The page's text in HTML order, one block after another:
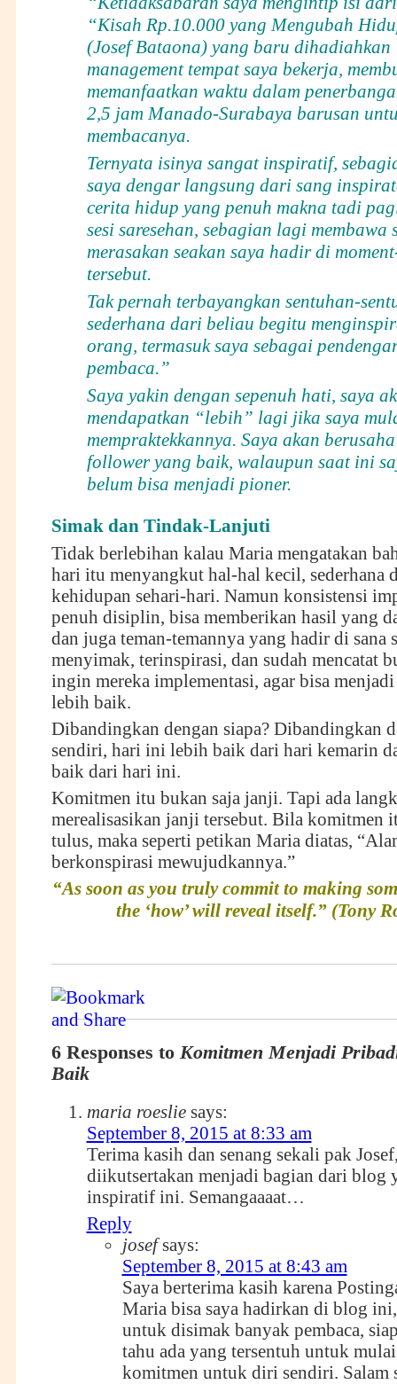
“Kisah Rp.10.000 yang Mengubah
(Josef Bataona) yang baru dihadiahkan
management tempat saya bekerja,
memanfaatkan waktu dalam
2,5 jam Manado-Surabaya barusan
membacanya.
Ternyata isinya sangat inspiratif,
saya dengar langsung dari sang
cerita hidup yang penuh makna tadi
sesi saresehan, sebagian lagi membawa
merasakan seakan saya hadir di
tersebut.
Tak pernah terbayangkan sentuhan-
sederhana dari beliau begitu
orang, termasuk saya sebagai
pembaca.”
Saya yakin dengan sepenuh hati, saya
mendapatkan “lebih” lagi jika saya
mempraktekkannya. Saya akan
follower yang baik, walaupun saat ini
belum bisa menjadi pioner.
Simak dan Tindak-Lanjuti
Tidak berlebihan kalau Maria mengatakan
hari itu menyangkut hal-hal kecil, sederhana
kehidupan sehari-hari. Namun konsistensi
penuh disiplin, bisa memberikan hasil yang
dan juga teman-temannya yang hadir di sana
menyimak, terinspirasi, dan sudah mencatat
ingin mereka implementasi, agar bisa
lebih baik.
Dibandingkan dengan siapa? Dibandingkan
sendiri, hari ini lebih baik dari hari kemarin
baik dari hari ini.
Komitmen itu bukan saja janji. Tapi ada
merealisasikan janji tersebut. Bila komitmen
tulus, maka seperti petikan Maria diatas,
berkonspirasi mewujudkannya.”
“As soon as you truly commit to making
the ‘how’ will reveal itself.” (Tony
6 Responses to Komitmen Menjadi
Baik
maria roeslie says:
September 8, 2015 at 8:33 am
Terima kasih dan senang sekali pak
diikutsertakan menjadi bagian dari blog
inspiratif ini. Semangaaaat…
Reply
josef says:
September 8, 2015 at 8:43 am
Saya berterima kasih karena
Maria bisa saya hadirkan di blog ini,
untuk disimak banyak pembaca,
tahu ada yang tersentuh untuk
komitmen untuk diri sendiri. Salam